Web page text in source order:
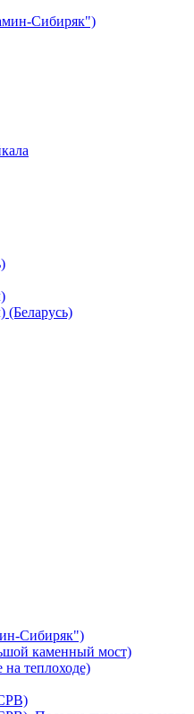
Сибиряк")
(Беларусь)
Сибиряк")
каменный мост)
теплоходе)